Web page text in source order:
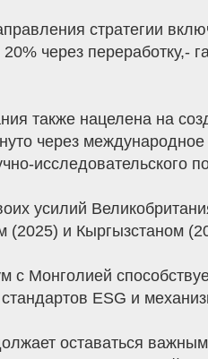
стратегии
через переработку,-
также нацелена на
через
исследовательского
усилий
(2025) и Кыргызстаном
с Монголией
ESG и
оставаться